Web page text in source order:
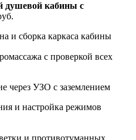
душевой кабины с
и сборка каркаса кабины
с проверкой всех
через УЗО с заземлением
и настройка режимов